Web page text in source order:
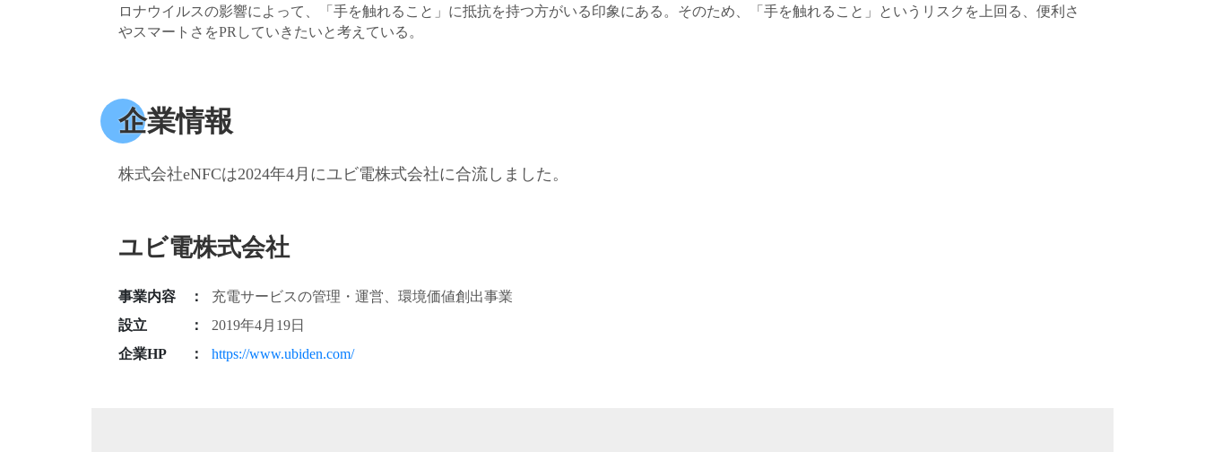
ロナウイルスの影響によって、「手を触れること」に抵抗を持つ方がいる印象にある。そのため、「手を触れること」というリスクを上回る、便利さ
やスマートさをPRしていきたいと考えている。
企業情報
株式会社eNFCは2024年4月にユビ電株式会社に合流しました。
ユビ電株式会社
事業内容
充電サービスの管理・運営、環境価値創出事業
設立
2019年4月19日
企業HP
https://www.ubiden.com/